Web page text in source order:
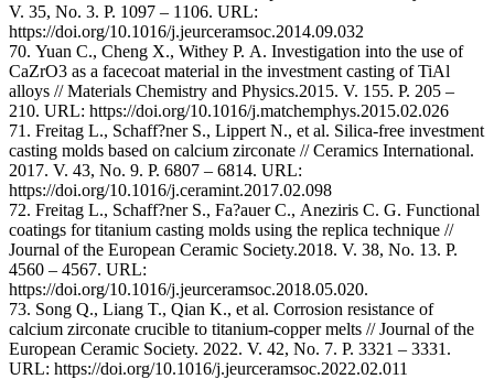
V. 35, No. 3. P. 1097 – 1106. URL:
https://doi.org/10.1016/j.jeurceramsoc.2014.09.032
70. Yuan C., Cheng X., Withey P. A. Investigation into the use of
CaZrO3 as a facecoat material in the investment casting of TiAl
alloys // Materials Chemistry and Physics.2015. V. 155. P. 205 –
210. URL: https://doi.org/10.1016/j.matchemphys.2015.02.026
71. Freitag L., Schaff?ner S., Lippert N., et al. Silica-free investment
casting molds based on calcium zirconate // Ceramics International.
2017. V. 43, No. 9. P. 6807 – 6814. URL:
https://doi.org/10.1016/j.ceramint.2017.02.098
72. Freitag L., Schaff?ner S., Fa?auer C., Aneziris C. G. Functional
coatings for titanium casting molds using the replica technique //
Journal of the European Ceramic Society.2018. V. 38, No. 13. P.
4560 – 4567. URL:
https://doi.org/10.1016/j.jeurceramsoc.2018.05.020.
73. Song Q., Liang T., Qian K., et al. Corrosion resistance of
calcium zirconate crucible to titanium-copper melts // Journal of the
European Ceramic Society. 2022. V. 42, No. 7. P. 3321 – 3331.
URL: https://doi.org/10.1016/j.jeurceramsoc.2022.02.011